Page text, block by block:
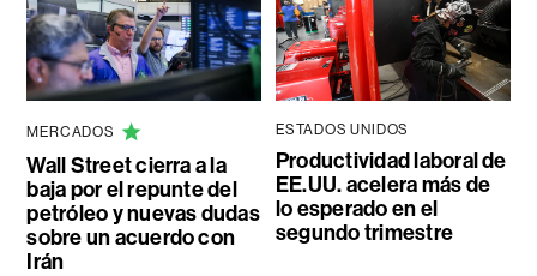
MERCADOS
Wall Street cierra a la
baja por el repunte del
petróleo y nuevas dudas
sobre un acuerdo con
Irán
ESTADOS UNIDOS
Productividad laboral de
EE.UU. acelera más de
lo esperado en el
segundo trimestre